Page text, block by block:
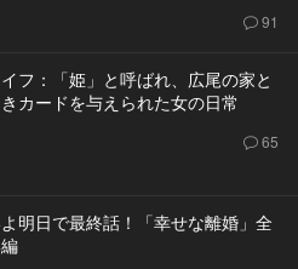
91
フ：「姫」と呼ばれ、広尾の家と
カードを与えられた女の日常
65
明日で最終話！「幸せな離婚」全